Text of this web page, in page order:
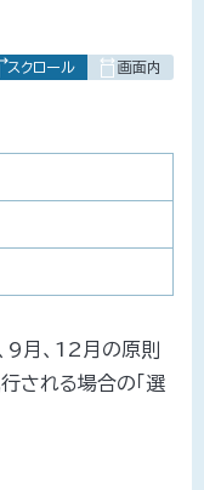
9月、12月の原則
される場合の「選